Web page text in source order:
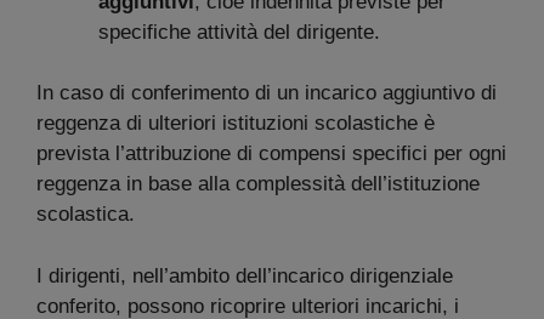
specifiche attività del dirigente.
In caso di conferimento di un incarico aggiuntivo di
reggenza di ulteriori istituzioni scolastiche è
prevista l’attribuzione di compensi specifici per ogni
reggenza in base alla complessità dell’istituzione
scolastica.
I dirigenti, nell’ambito dell’incarico dirigenziale
conferito, possono ricoprire ulteriori incarichi, i